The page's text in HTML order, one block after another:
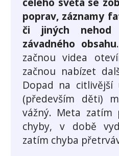
poprav, záznamy
či jiných
závadného obsahu
začnou videa
začnou nabízet
Dopad na
(především děti)
vážný. Meta zatím
chyby, v době
zatím chyba